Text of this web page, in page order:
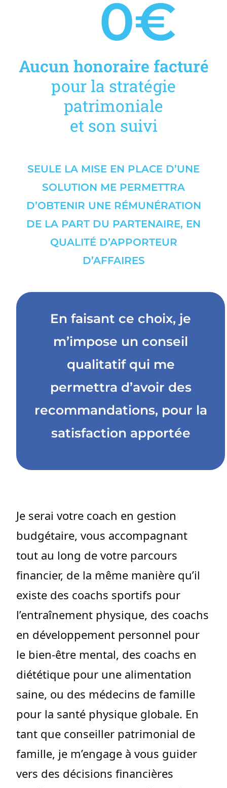
0€
Aucun honoraire facturé
pour la stratégie
patrimoniale
et son suivi
SEULE LA MISE EN PLACE D’UNE
SOLUTION ME PERMETTRA
D’OBTENIR UNE RÉMUNÉRATION
DE LA PART DU PARTENAIRE, EN
QUALITÉ D’APPORTEUR
D’AFFAIRES
En faisant ce choix, je
m’impose un conseil
qualitatif qui me
permettra d’avoir des
recommandations, pour la
satisfaction apportée
Je serai votre coach en gestion
budgétaire, vous accompagnant
tout au long de votre parcours
financier, de la même manière qu’il
existe des coachs sportifs pour
l’entraînement physique, des coachs
en développement personnel pour
le bien-être mental, des coachs en
diététique pour une alimentation
saine, ou des médecins de famille
pour la santé physique globale. En
tant que conseiller patrimonial de
famille, je m’engage à vous guider
vers des décisions financières